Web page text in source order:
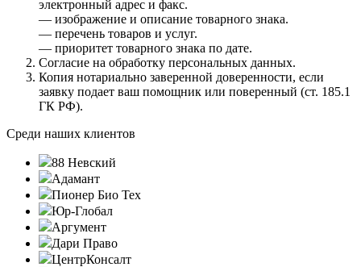
электронный адрес и факс.
— изображение и описание товарного знака.
— перечень товаров и услуг.
— приоритет товарного знака по дате.
Согласие на обработку персональных данных.
Копия нотариально заверенной доверенности, если
заявку подает ваш помощник или поверенный (ст. 185.1
ГК РФ).
Среди наших клиентов
88 Невский
Адамант
Пионер Био Тех
Юр-Глобал
Аргумент
Дари Право
ЦентрКонсалт